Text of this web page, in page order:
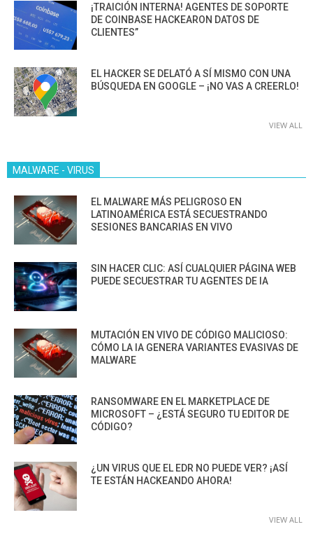
¡TRAICIÓN INTERNA! AGENTES DE SOPORTE
DE COINBASE HACKEARON DATOS DE
CLIENTES”
EL HACKER SE DELATÓ A SÍ MISMO CON UNA
BÚSQUEDA EN GOOGLE – ¡NO VAS A CREERLO!
VIEW ALL
MALWARE - VIRUS
EL MALWARE MÁS PELIGROSO EN
LATINOAMÉRICA ESTÁ SECUESTRANDO
SESIONES BANCARIAS EN VIVO
SIN HACER CLIC: ASÍ CUALQUIER PÁGINA WEB
PUEDE SECUESTRAR TU AGENTES DE IA
MUTACIÓN EN VIVO DE CÓDIGO MALICIOSO:
CÓMO LA IA GENERA VARIANTES EVASIVAS DE
MALWARE
RANSOMWARE EN EL MARKETPLACE DE
MICROSOFT – ¿ESTÁ SEGURO TU EDITOR DE
CÓDIGO?
¿UN VIRUS QUE EL EDR NO PUEDE VER? ¡ASÍ
TE ESTÁN HACKEANDO AHORA!
VIEW ALL